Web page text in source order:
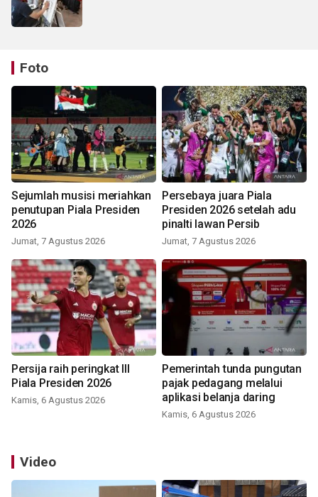
Foto
Sejumlah musisi meriahkan
penutupan Piala Presiden
2026
Jumat, 7 Agustus 2026
Persebaya juara Piala
Presiden 2026 setelah adu
pinalti lawan Persib
Jumat, 7 Agustus 2026
Persija raih peringkat III
Piala Presiden 2026
Kamis, 6 Agustus 2026
Pemerintah tunda pungutan
pajak pedagang melalui
aplikasi belanja daring
Kamis, 6 Agustus 2026
Video